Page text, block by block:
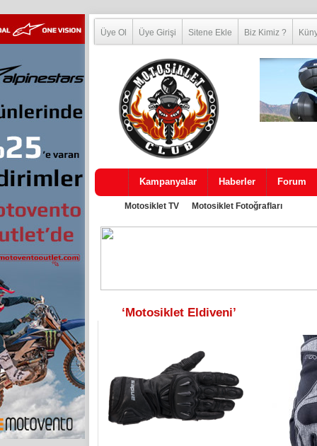
Üye Ol Üye Girişi Sitene Ekle Biz Kimiz ?
Kampanyalar Haberler Forum
Motosiklet TV Motosiklet Fotoğrafları
‘Motosiklet Eldiveni’